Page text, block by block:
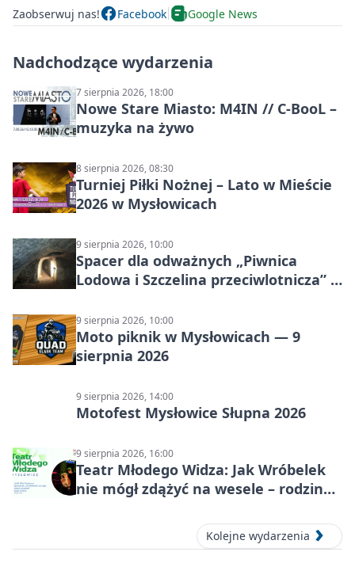
Zaobserwuj nas! Facebook Google News
Nadchodzące wydarzenia
7 sierpnia 2026, 18:00
Nowe Stare Miasto: M4IN // C-BooL –
muzyka na żywo
8 sierpnia 2026, 08:30
Turniej Piłki Nożnej – Lato w Mieście
2026 w Mysłowicach
9 sierpnia 2026, 10:00
Spacer dla odważnych „Piwnica
Lodowa i Szczelina przeciwlotnicza” –
9 sierpnia 2026, 10:00
Moto piknik w Mysłowicach — 9
sierpnia 2026
9 sierpnia 2026, 14:00
Motofest Mysłowice Słupna 2026
9 sierpnia 2026, 16:00
Teatr Młodego Widza: Jak Wróbelek
nie mógł zdążyć na wesele – rodzinny
Kolejne wydarzenia